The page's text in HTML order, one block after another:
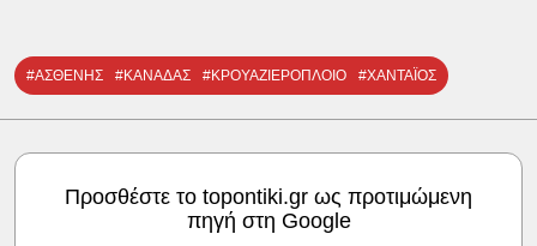
#ΑΣΘΕΝΗΣ #ΚΑΝΑΔΑΣ #ΚΡΟΥΑΖΙΕΡΟΠΛΟΙΟ #ΧΑΝΤΑΪΟΣ
Προσθέστε το topontiki.gr ως προτιμώμενη
πηγή στη Google